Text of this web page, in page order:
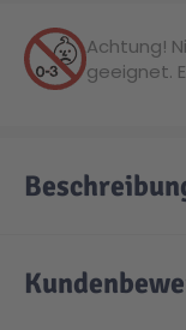
Achtung!
geeignet.